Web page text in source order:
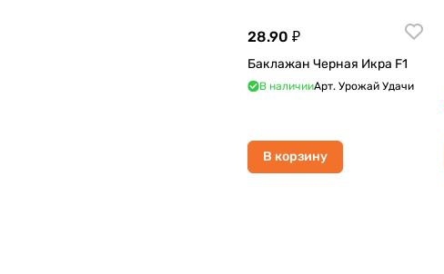
28.90 ₽
Баклажан Черная Икра F1
В наличииАрт. Урожай Удачи
В корзину